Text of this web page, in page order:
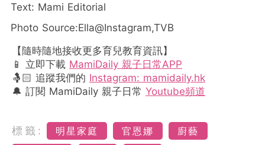
Text: Mami Editorial
Photo Source:Ella@Instagram,TVB
【隨時隨地接收更多育兒教育資訊】
📱 立即下載 MamiDaily 親子日常APP
🤱🏻 追蹤我們的 Instagram: mamidaily.hk
🔔 訂閱 MamiDaily 親子日常 Youtube頻道
標籤: 明星家庭 官恩娜
廚藝